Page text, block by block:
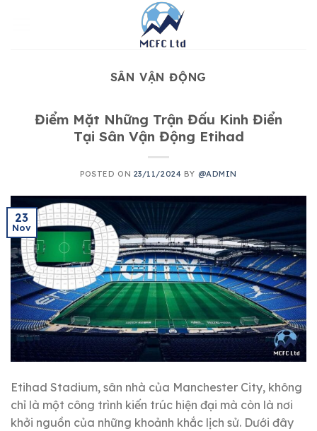
SÂN VẬN ĐỘNG
Điểm Mặt Những Trận Đấu Kinh Điển
Tại Sân Vận Động Etihad
POSTED ON 23/11/2024 BY @ADMIN
23
Nov
Etihad Stadium, sân nhà của Manchester City, không
chỉ là một công trình kiến trúc hiện đại mà còn là nơi
khởi nguồn của những khoảnh khắc lịch sử. Dưới đây